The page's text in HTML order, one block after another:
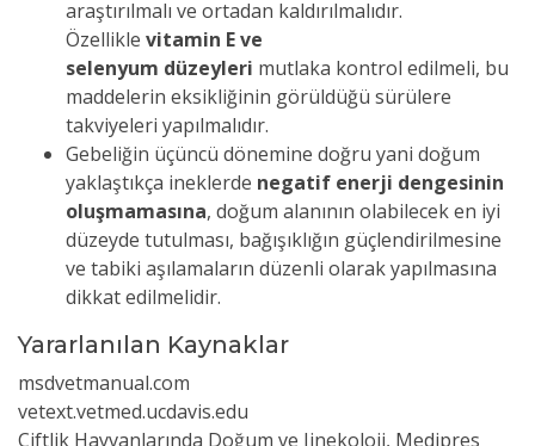
araştırılmalı ve ortadan kaldırılmalıdır.
Özellikle vitamin E ve
selenyum düzeyleri mutlaka kontrol edilmeli, bu
maddelerin eksikliğinin görüldüğü sürülere
takviyeleri yapılmalıdır.
Gebeliğin üçüncü dönemine doğru yani doğum
yaklaştıkça ineklerde negatif enerji dengesinin
oluşmamasına, doğum alanının olabilecek en iyi
düzeyde tutulması, bağışıklığın güçlendirilmesine
ve tabiki aşılamaların düzenli olarak yapılmasına
dikkat edilmelidir.
Yararlanılan Kaynaklar
msdvetmanual.com
vetext.vetmed.ucdavis.edu
Çiftlik Hayvanlarında Doğum ve Jinekoloji, Medipres